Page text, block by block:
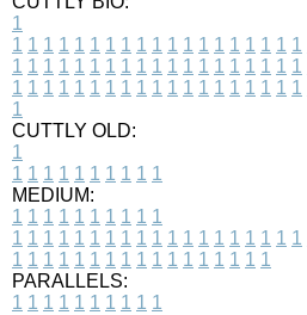
1
1 1 1 1 1 1 1 1 1 1 1 1 1 1 1 1 1 1 1
1 1 1 1 1 1 1 1 1 1 1 1 1 1 1 1 1 1 1
1 1 1 1 1 1 1 1 1 1 1 1 1 1 1 1 1 1 1
1
CUTTLY OLD:
1
1 1 1 1 1 1 1 1 1 1
MEDIUM:
1 1 1 1 1 1 1 1 1 1
1 1 1 1 1 1 1 1 1 1 1 1 1 1 1 1 1 1 1
1 1 1 1 1 1 1 1 1 1 1 1 1 1 1 1 1
PARALLELS:
1 1 1 1 1 1 1 1 1 1